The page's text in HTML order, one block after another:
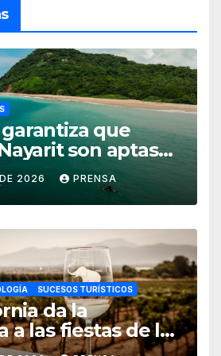
garantiza que
son aptas
2026 PRENSA
SUCESOS TURÍSTICOS
da la
a las fiestas de la